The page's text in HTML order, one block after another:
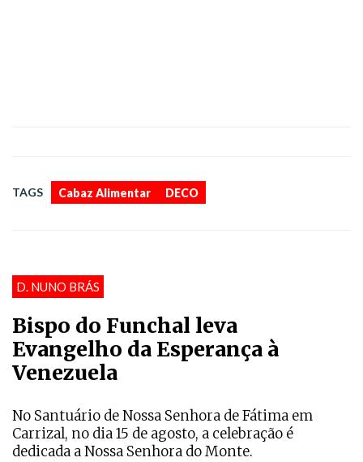
TAGS Cabaz Alimentar DECO
D. NUNO BRÁS
Bispo do Funchal leva
Evangelho da Esperança à
Venezuela
No Santuário de Nossa Senhora de Fátima em
Carrizal, no dia 15 de agosto, a celebração é
dedicada a Nossa Senhora do Monte.